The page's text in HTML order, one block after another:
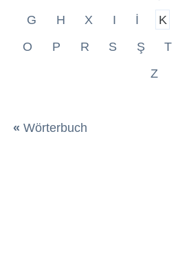
G
H X I İ K
O
P R S Ş T
Z
« Wörterbuch